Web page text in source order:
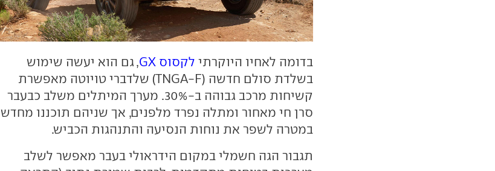
בדומה לאחיו היוקרתי לקסוס GX
, גם הוא יעשה שימוש
בשלדת סולם חדשה (TNGA-F) שלדברי טויוטה מאפשרת
קשיחות מרכב גבוהה ב-30%. מערך המיתלים משלב כבעבר
סרן חי מאחור ומתלה נפרד מלפנים, אך שניהם תוכננו מחדש
במטרה לשפר את נוחות הנסיעה והתנהגות הכביש.
תגבור הגה חשמלי במקום הידראולי בעבר מאפשר לשלב